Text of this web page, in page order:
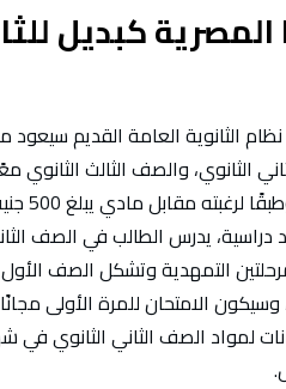
كبديل
نظام الثانوية العامة القديم
الثانوي، والصف الثالث الثانوي
في تحسين مجموع
من مرحلتين التمهدية وتشكل الصف
وسيكون الامتحان للمرة الأولى
الامتحانات لمواد الصف الثاني